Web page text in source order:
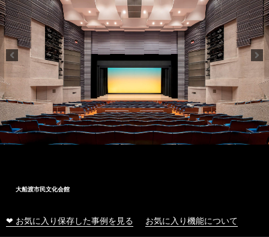
大船渡市民文化会館
❤ お気に入り保存した事例を見る お気に入り機能について